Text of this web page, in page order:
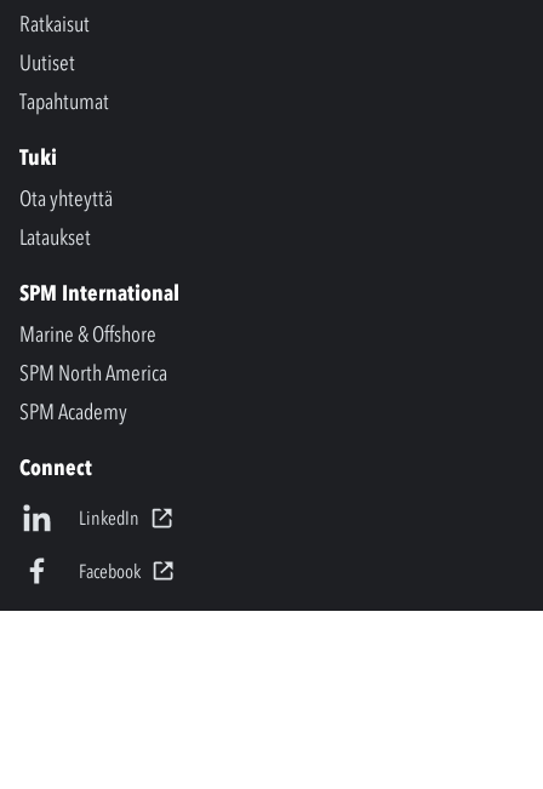
Ratkaisut
Uutiset
Tapahtumat
Tuki
Ota yhteyttä
Lataukset
SPM International
Marine & Offshore
SPM North America
SPM Academy
Connect
LinkedIn
Facebook